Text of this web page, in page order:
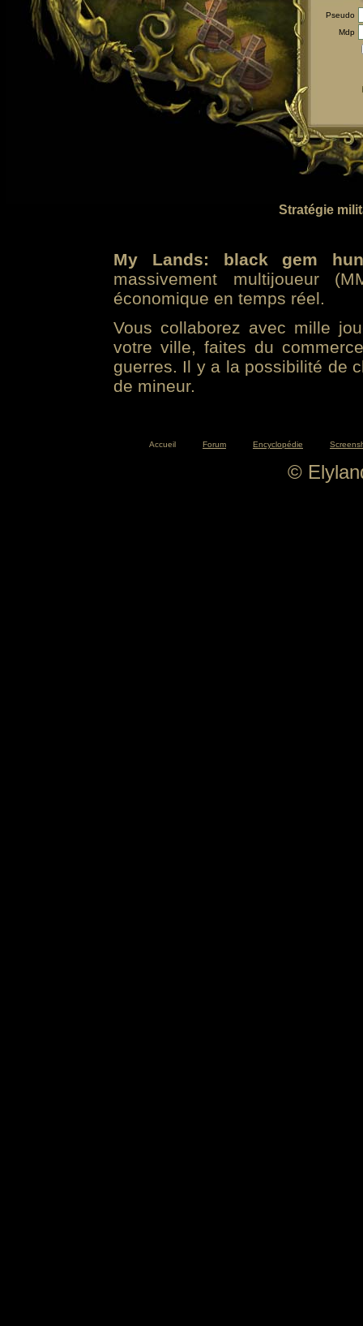
Pseudo
Mdp
Stratégie
My Lands: black gem
massivement multijoueur
économique en temps réel.
Vous collaborez avec mille
votre ville, faites du
guerres. Il y a la possibilité de
de mineur.
Accueil Forum Encyclopédie
©